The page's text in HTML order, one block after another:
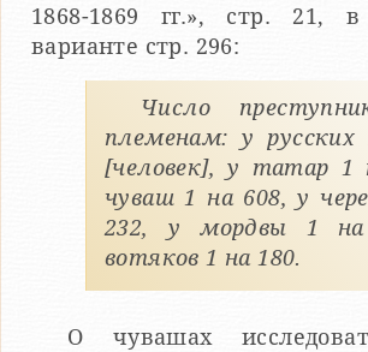
1868-1869 гг.», стр. 21, в
варианте стр. 296:
Число
племенам: у
[человек], у татар 1
чуваш 1 на 608, у
232, у мордвы 1
вотяков 1 на 180.
О чувашах